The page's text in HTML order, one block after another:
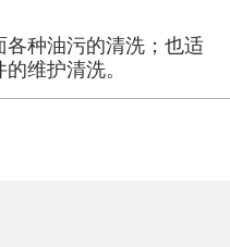
种油污的清洗；也适
维护清洗。